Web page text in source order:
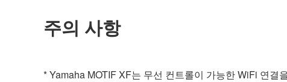
주의 사항
* Yamaha MOTIF XF는 무선 컨트롤이 가능한 WiFi 연결